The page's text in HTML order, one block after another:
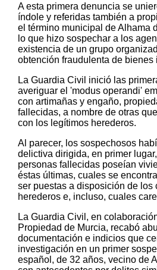
A esta primera denuncia se
índole y referidas también a
el término municipal de Alhama
lo que hizo sospechar a los
existencia de un grupo
obtención fraudulenta de bienes
La Guardia Civil inició las
averiguar el 'modus operandi'
con artimañas y engaño,
fallecidas, a nombre de otras
con los legítimos herederos.
Al parecer, los sospechosos
delictiva dirigida, en primer
personas fallecidas poseían
éstas últimas, cuales se
ser puestas a disposición de los
herederos e, incluso, cuales
La Guardia Civil, en
Propiedad de Murcia, recabó
documentación e indicios que
investigación en un primer
español, de 32 años, vecino de